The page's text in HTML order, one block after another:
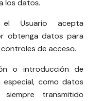
los datos.
Usuario acepta
obtenga datos para
de acceso.
o introducción de
como datos
transmitido